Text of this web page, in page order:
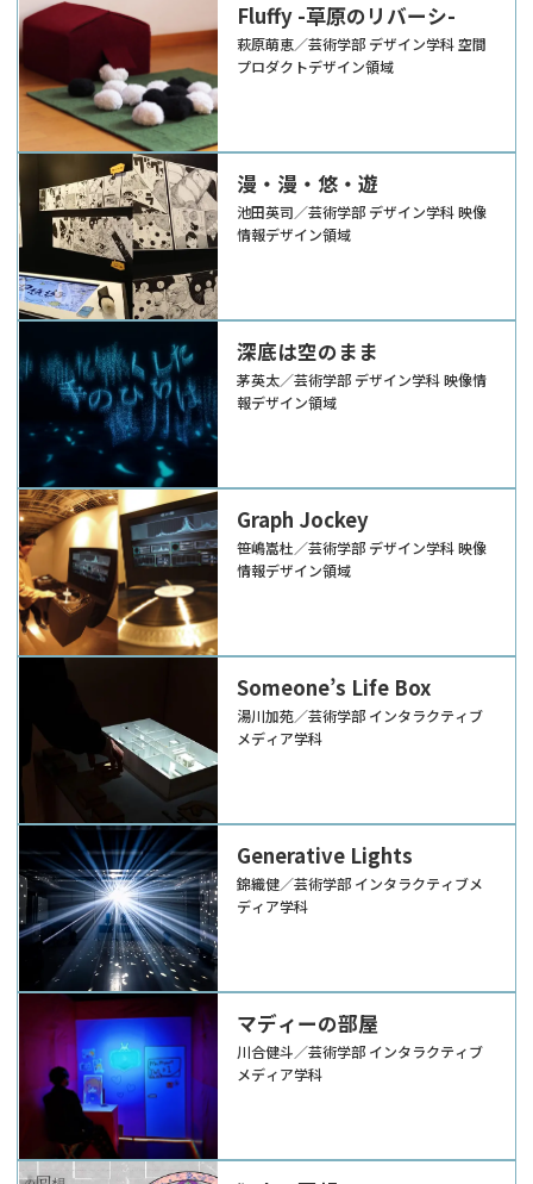
Fluffy -草原のリバーシ-
萩原萌恵／芸術学部 デザイン学科 空間
プロダクトデザイン領域
漫・漫・悠・遊
池田英司／芸術学部 デザイン学科 映像
情報デザイン領域
深底は空のまま
茅英太／芸術学部 デザイン学科 映像情
報デザイン領域
Graph Jockey
笹嶋嵩杜／芸術学部 デザイン学科 映像
情報デザイン領域
Someone’s Life Box
湯川加苑／芸術学部 インタラクティブ
メディア学科
Generative Lights
錦織健／芸術学部 インタラクティブメ
ディア学科
マディーの部屋
川合健斗／芸術学部 インタラクティブ
メディア学科